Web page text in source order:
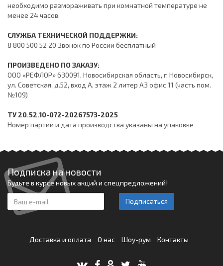
необходимо размораживать при комнатной температуре не
менее 24 часов.
СЛУЖБА ТЕХНИЧЕСКОЙ ПОДДЕРЖКИ:
8 800 500 52 20 Звонок по России бесплатный
ПРОИЗВЕДЕНО ПО ЗАКАЗУ:
ООО «РЕФЛОР» 630091, Новосибирская область, г. Новосибирск,
ул. Советская, д.52, вход А, этаж 2 литер А3 офис 11 (часть пом.
№109)
ТУ 20.52.10-072-20267573-2025
Номер партии и дата производства указаны на упаковке
Подписка на новости
Будьте в курсе новых акций и спецпредложений!
Подписаться
Доставка и оплата О нас Шоу-рум Контакты